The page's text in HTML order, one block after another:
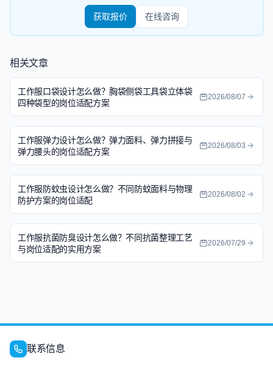
获取报价 在线咨询
相关文章
工作服口袋设计怎么做？胸袋侧袋工具袋立体袋
四种袋型的岗位适配方案
2026/08/07
工作服弹力设计怎么做？弹力面料、弹力拼接与
弹力腰头的岗位适配方案
2026/08/03
工作服防蚊虫设计怎么做？不同防蚊面料与物理
防护方案的岗位适配
2026/08/02
工作服抗菌防臭设计怎么做？不同抗菌整理工艺
与岗位适配的实用方案
2026/07/29
联系信息